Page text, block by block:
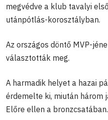
megvédve a klub tavalyi
utánpótlás-korosztályban.
Az országos döntő MVP-
választották meg.
A harmadik helyet a hazai
érdemelte ki, miután három
Előre ellen a bronzcsatában.